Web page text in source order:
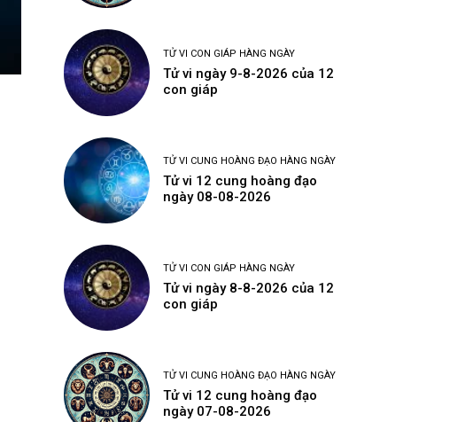
TỬ VI CON GIÁP HÀNG NGÀY
Tử vi ngày 9-8-2026 của 12
con giáp
TỬ VI CUNG HOÀNG ĐẠO HÀNG NGÀY
Tử vi 12 cung hoàng đạo
ngày 08-08-2026
TỬ VI CON GIÁP HÀNG NGÀY
Tử vi ngày 8-8-2026 của 12
con giáp
TỬ VI CUNG HOÀNG ĐẠO HÀNG NGÀY
Tử vi 12 cung hoàng đạo
ngày 07-08-2026